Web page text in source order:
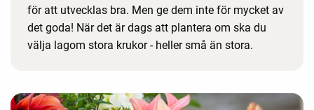
för att utvecklas bra. Men ge dem inte för mycket av
det goda! När det är dags att plantera om ska du
välja lagom stora krukor - heller små än stora.